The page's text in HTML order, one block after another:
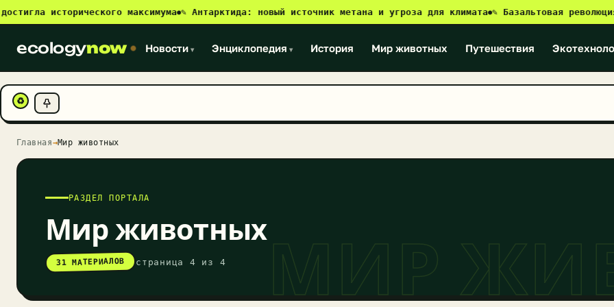
исторического максимума●✎ Антарктида: новый источник метана и угроза для климата●✎ Базальтовая революция:
ecologynow Новости ▾ Энциклопедия ▾ История Мир животных Путешествия
♻
Главная→Мир животных
РАЗДЕЛ ПОРТАЛА
Мир животных
31 МАТЕРИАЛОВ страница 4 из 4 МИР